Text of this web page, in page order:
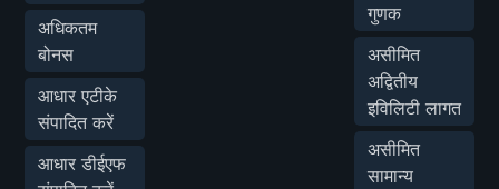
अधिकतम
बोनस
आधार एटीके
संपादित करें
आधार डीईएफ
गुणक
असीमित
अद्वितीय
इविलिटी लागत
असीमित
सामान्य